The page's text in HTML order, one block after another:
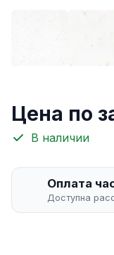
Цена по
В наличии
Оплата
Доступна